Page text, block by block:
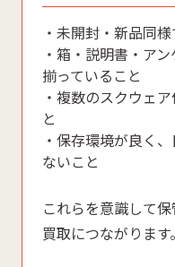
・未開封・新品同
・箱・説明書・ア
揃っていること
・複数のスクウェ
と
・保存環境が良く
ないこと
これらを意識して
買取につながります。